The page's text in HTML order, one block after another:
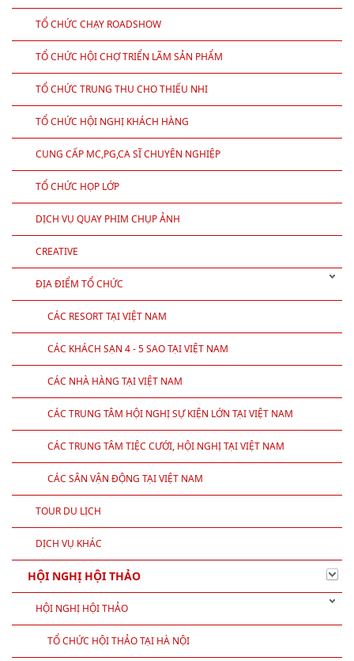
TỔ CHỨC CHẠY ROADSHOW
TỔ CHỨC HỘI CHỢ TRIỂN LÃM SẢN PHẨM
TỔ CHỨC TRUNG THU CHO THIẾU NHI
TỔ CHỨC HỘI NGHỊ KHÁCH HÀNG
CUNG CẤP MC,PG,CA SĨ CHUYÊN NGHIỆP
TỔ CHỨC HỌP LỚP
DỊCH VỤ QUAY PHIM CHỤP ẢNH
CREATIVE
ĐỊA ĐIỂM TỔ CHỨC
CÁC RESORT TẠI VIỆT NAM
CÁC KHÁCH SẠN 4 - 5 SAO TẠI VIỆT NAM
CÁC NHÀ HÀNG TẠI VIỆT NAM
CÁC TRUNG TÂM HỘI NGHỊ SỰ KIỆN LỚN TẠI VIỆT NAM
CÁC TRUNG TÂM TIỆC CƯỚI, HỘI NGHỊ TẠI VIỆT NAM
CÁC SÂN VẬN ĐỘNG TẠI VIỆT NAM
TOUR DU LỊCH
DỊCH VỤ KHÁC
HỘI NGHỊ HỘI THẢO
HỘI NGHỊ HỘI THẢO
TỔ CHỨC HỘI THẢO TẠI HÀ NỘI